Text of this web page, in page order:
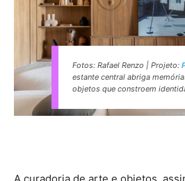
Fotos: Rafael Renzo | Projeto:
estante central abriga
objetos que constroem